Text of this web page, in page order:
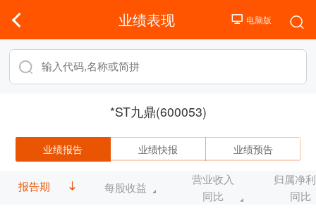
业绩表现
*ST九鼎(600053)
业绩报告 业绩快报 业绩预告
报告期 每股收益
营业收入
同比
归属净
同比